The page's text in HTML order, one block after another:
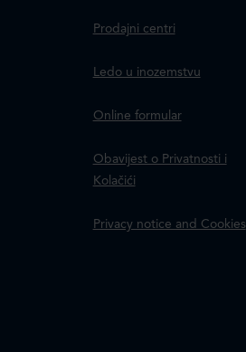
Prodajni centri
Ledo u inozemstvu
Online formular
Obavijest o Privatnosti i
Kolačići
Privacy notice and Cookies